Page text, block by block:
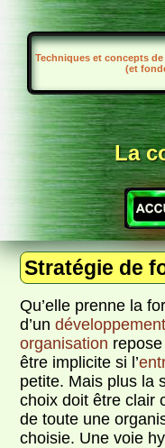
Techniques et concepts
(et
La
Stratégie de
Qu’elle prenne la
d’undéveloppement
organisation
être implicite si l’
petite. Mais plus la
choix doit être clair
de toute une
choisie. Une voie